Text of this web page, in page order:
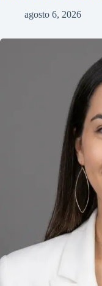
agosto 6, 2026